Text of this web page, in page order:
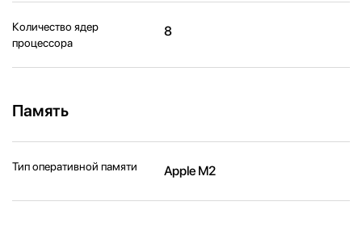
Количество ядер
процессора
8
Память
Тип оперативной памяти Apple M2